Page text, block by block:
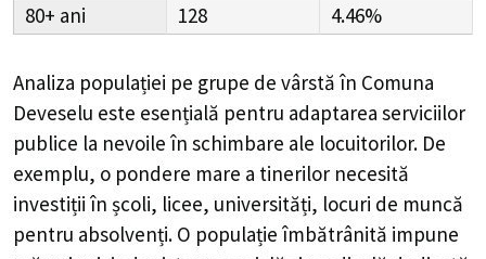
80+
128 4.46%
Analiza populației pe grupe de vârstă în Comuna
Deveselu este esențială pentru adaptarea serviciilor
publice la nevoile în schimbare ale locuitorilor. De
exemplu, o pondere mare a tinerilor necesită
investiții în școli, licee, universități, locuri de muncă
pentru absolvenți. O populație îmbătrânită impune